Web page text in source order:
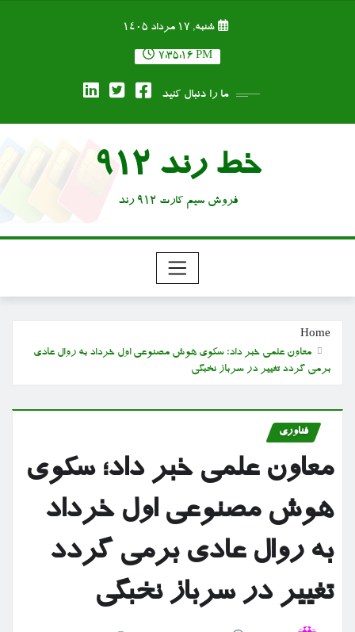
شنبه, ۱۷ مرداد ۱۴۰۵
7:35:17 PM
ما را دنبال کنید
خط رند 912
فروش سیم کارت 912 رند
Home
معاون علمی خبر داد؛ سکوی هوش مصنوعی اول خرداد به روال عادی
برمی گردد تغییر در سرباز نخبگی
فناوری
معاون علمی خبر داد؛ سکوی
هوش مصنوعی اول خرداد
به روال عادی برمی گردد
تغییر در سرباز نخبگی